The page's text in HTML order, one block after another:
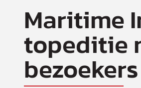
Maritime
topeditie
bezoekers